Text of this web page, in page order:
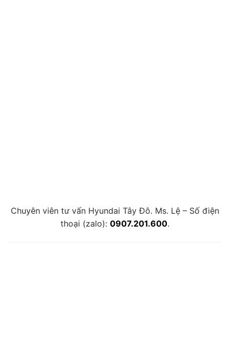
Chuyên viên tư vấn Hyundai Tây Đô. Ms. Lệ – Số điện
thoại (zalo): 0907.201.600.